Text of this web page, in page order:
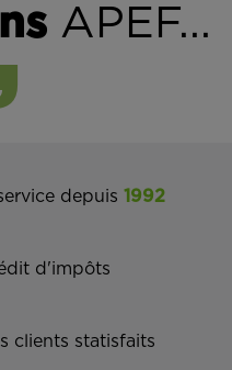
APEF...
depuis1992
d'impôts
clients statisfaits